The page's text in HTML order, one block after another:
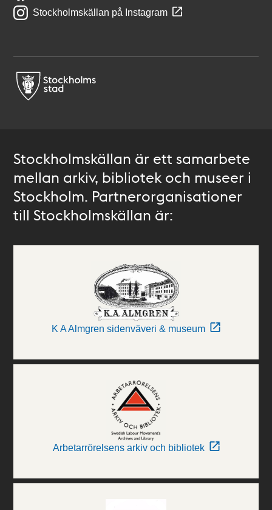
Stockholmskällan på Instagram
Stockholmskällan är ett samarbete
mellan arkiv, bibliotek och museer i
Stockholm. Partnerorganisationer
till Stockholmskällan är:
K A Almgren sidenväveri & museum
Arbetarrörelsens arkiv och bibliotek